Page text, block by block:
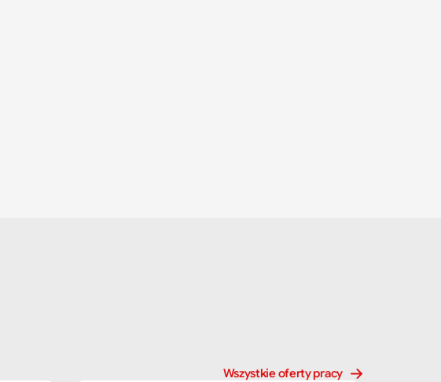
Wszystkie oferty pracy